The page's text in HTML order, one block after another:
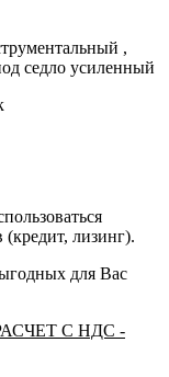
,
седло усиленный
лизинг).
для Вас
С НДС -